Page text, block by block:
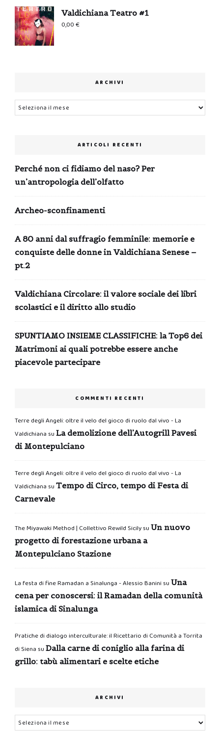
Valdichiana Teatro #1
0,00€
ARCHIVI
Archivi
ARTICOLI RECENTI
Perché non ci fidiamo del naso? Per
un’antropologia dell’olfatto
Archeo-sconfinamenti
A 80 anni dal suffragio femminile: memorie e
conquiste delle donne in Valdichiana Senese –
pt.2
Valdichiana Circolare: il valore sociale dei libri
scolastici e il diritto allo studio
SPUNTIAMO INSIEME CLASSIFICHE: la Top6 dei
Matrimoni ai quali potrebbe essere anche
piacevole partecipare
COMMENTI RECENTI
Terre degli Angeli: oltre il velo del gioco di ruolo dal vivo - La
Valdichiana su La demolizione dell’Autogrill Pavesi
di Montepulciano
Terre degli Angeli: oltre il velo del gioco di ruolo dal vivo - La
Valdichiana su Tempo di Circo, tempo di Festa di
Carnevale
The Miyawaki Method | Collettivo Rewild Sicilysu Un nuovo
progetto di forestazione urbana a
Montepulciano Stazione
La festa di fine Ramadan a Sinalunga - Alessio Banini su Una
cena per conoscersi: il Ramadan della comunità
islamica di Sinalunga
Pratiche di dialogo interculturale: il Ricettario di Comunità a Torrita
di Siena su Dalla carne di coniglio alla farina di
grillo: tabù alimentari e scelte etiche
ARCHIVI
Archivi